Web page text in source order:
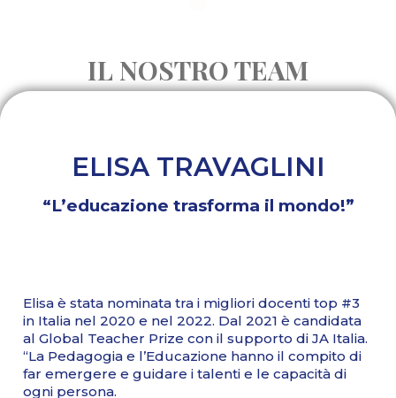
IL NOSTRO TEAM
ELISA TRAVAGLINI
“L’educazione trasforma il mondo!”
Elisa è stata nominata tra i migliori docenti top #3
in Italia nel 2020 e nel 2022. Dal 2021 è candidata
al Global Teacher Prize con il supporto di JA Italia.
“La Pedagogia e l’Educazione hanno il compito di
far emergere e guidare i talenti e le capacità di
ogni persona.